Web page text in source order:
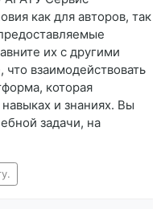
как для авторов, так
их с другими
взаимодействовать
которая
навыках и знаниях. Вы
задачи, на